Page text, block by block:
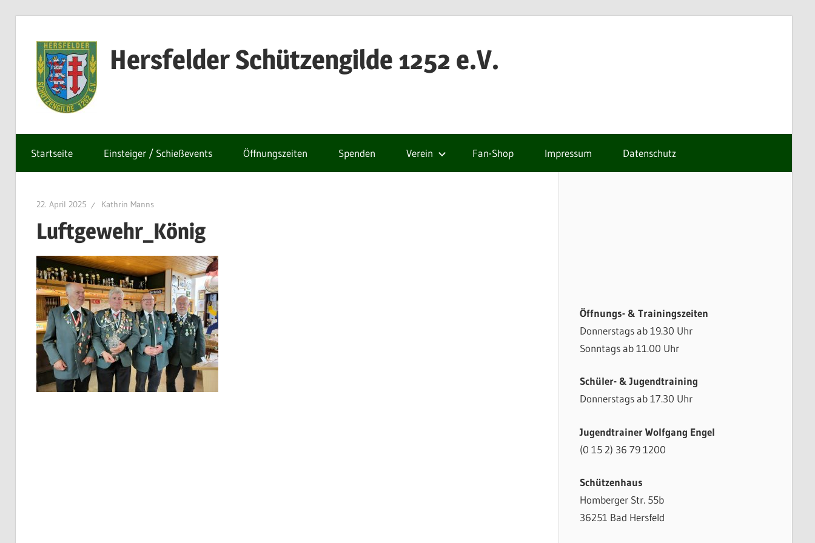
Inhalt
springen
Hersfelder Schützengilde 1252 e.V.
Startseite Einsteiger / Schießevents Öffnungszeiten Spenden Verein Fan-Shop Impressum Datenschutz
22. April 2025 Kathrin Manns
Luftgewehr_König
Öffnungs- & Trainingszeiten
Donnerstags ab 19.30 Uhr
Sonntags ab 11.00 Uhr
Schüler- & Jugendtraining
Donnerstags ab 17.30 Uhr
Jugendtrainer Wolfgang Engel
(0 15 2) 36 79 1200
Schützenhaus
Homberger Str. 55b
36251 Bad Hersfeld